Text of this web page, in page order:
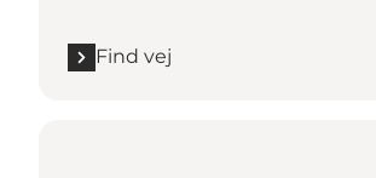
Find vej